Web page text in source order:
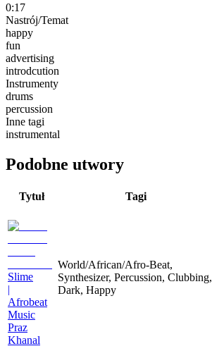
0:17
Nastrój/Temat
happy
fun
advertising
introdcution
Instrumenty
drums
percussion
Inne tagi
instrumental
Podobne utwory
Tytuł Tagi
Slime
|
Afrobeat
Music
Praz
Khanal
World/African/Afro-Beat,
Synthesizer, Percussion, Clubbing,
Dark, Happy